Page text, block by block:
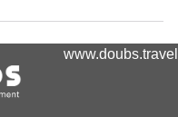
www.doubs.travel